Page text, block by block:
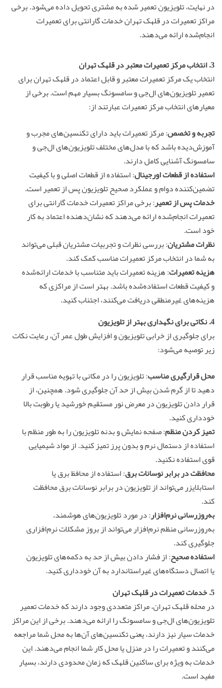
در نهایت، تلویزیون تعمیر شده به مشتری تحویل داده می‌شود. برخی
مراکز تعمیرات در قلهک تهران خدمات گارانتی برای تعمیرات
انجام‌شده ارائه می‌دهند.
3. انتخاب مرکز تعمیرات معتبر در قلهک تهران
انتخاب یک مرکز تعمیرات معتبر و قابل اعتماد در قلهک تهران برای
تعمیر تلویزیون‌های ال‌جی و سامسونگ بسیار مهم است. برخی از
معیارهای انتخاب مرکز تعمیرات عبارتند از:
تجربه و تخصص: مرکز تعمیرات باید دارای تکنسین‌های مجرب و
آموزش‌دیده باشد که با مدل‌های مختلف تلویزیون‌های ال‌جی و
سامسونگ آشنایی کامل دارند.
استفاده از قطعات اورجینال: استفاده از قطعات اصلی و با کیفیت
تضمین‌کننده دوام و عملکرد صحیح تلویزیون پس از تعمیر است.
خدمات پس از تعمیر: برخی مراکز تعمیرات خدمات گارانتی برای
تعمیرات انجام‌شده ارائه می‌دهند که نشان‌دهنده اعتماد به کار
خود است.
نظرات مشتریان: بررسی نظرات و تجربیات مشتریان قبلی می‌تواند
به شما در انتخاب مرکز تعمیرات مناسب کمک کند.
هزینه تعمیرات: هزینه تعمیرات باید متناسب با خدمات ارائه‌شده
و کیفیت قطعات استفاده‌شده باشد. بهتر است از مراکزی که
هزینه‌های غیرمنطقی دریافت می‌کنند، اجتناب کنید.
4. نکاتی برای نگهداری بهتر از تلویزیون
برای جلوگیری از خرابی تلویزیون و افزایش طول عمر آن، رعایت نکات
زیر توصیه می‌شود:
محل قرارگیری مناسب: تلویزیون را در مکانی با تهویه مناسب قرار
دهید تا از گرم شدن بیش از حد آن جلوگیری شود. همچنین، از
قرار دادن تلویزیون در معرض نور مستقیم خورشید یا رطوبت بالا
خودداری کنید.
تمیز کردن منظم: صفحه نمایش و بدنه تلویزیون را به طور منظم با
استفاده از دستمال نرم و بدون پرز تمیز کنید. از مواد شیمیایی
قوی استفاده نکنید.
محافظت در برابر نوسانات برق: استفاده از محافظ برق یا
استابلایزر می‌تواند از تلویزیون در برابر نوسانات برق محافظت
کند.
به‌روزرسانی نرم‌افزار: در مورد تلویزیون‌های هوشمند،
به‌روزرسانی منظم نرم‌افزار می‌تواند از بروز مشکلات نرم‌افزاری
جلوگیری کند.
استفاده صحیح: از فشار دادن بیش از حد به دکمه‌های تلویزیون
یا اتصال دستگاه‌های غیراستاندارد به آن خودداری کنید.
5. خدمات تعمیرات در قلهک تهران
در محله قلهک تهران، مراکز متعددی وجود دارند که خدمات تعمیر
تلویزیون‌های ال‌جی و سامسونگ را ارائه می‌دهند. برخی از این مراکز
خدمات سیار نیز دارند، یعنی تکنسین‌های آن‌ها به محل شما مراجعه
می‌کنند و تعمیرات را در منزل یا محل کار شما انجام می‌دهند. این
خدمات به ویژه برای ساکنین قلهک که زمان محدودی دارند، بسیار
مفید است.